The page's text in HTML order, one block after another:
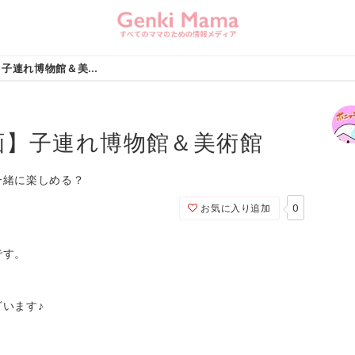
【育児あるある漫画】子連れ博物館＆美術館
子連れ博物館＆美術館
に楽しめる？
お気に入り追加 0
。
ます♪